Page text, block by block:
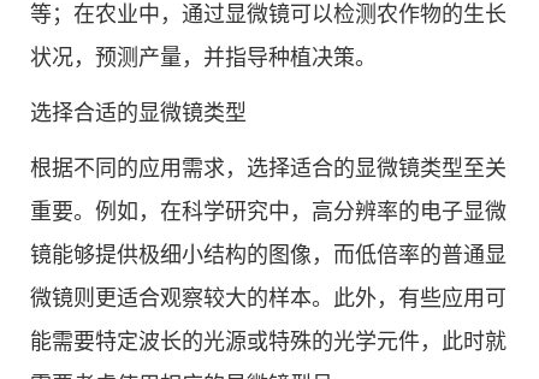
等；在农业中，通过显微镜可以检测农作物的生长
状况，预测产量，并指导种植决策。
选择合适的显微镜类型
根据不同的应用需求，选择适合的显微镜类型至关
重要。例如，在科学研究中，高分辨率的电子显微
镜能够提供极细小结构的图像，而低倍率的普通显
微镜则更适合观察较大的样本。此外，有些应用可
能需要特定波长的光源或特殊的光学元件，此时就